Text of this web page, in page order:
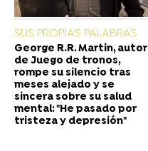
SUS PROPIAS PALABRAS
George R.R. Martin, autor
de Juego de tronos,
rompe su silencio tras
meses alejado y se
sincera sobre su salud
mental: "He pasado por
tristeza y depresión"